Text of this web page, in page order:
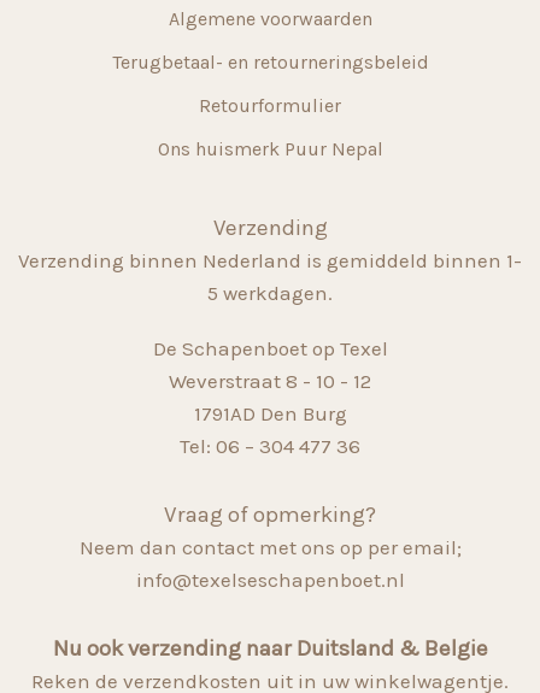
Algemene voorwaarden
Terugbetaal- en retourneringsbeleid
Retourformulier
Ons huismerk Puur Nepal
Verzending
Verzending binnen Nederland is gemiddeld binnen 1-
5 werkdagen.
De Schapenboet op Texel
Weverstraat 8 - 10 - 12
1791AD Den Burg
Tel: 06 – 304 477 36
Vraag of opmerking?
Neem dan contact met ons op per email;
info@texelseschapenboet.nl
Nu ook verzending naar Duitsland & Belgie
Reken de verzendkosten uit in uw winkelwagentje.